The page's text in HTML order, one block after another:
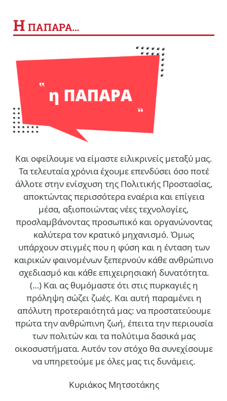
Η ΠΑΠΑΡΑ…
Και οφείλουμε να είμαστε ειλικρινείς μεταξύ μας.
Τα τελευταία χρόνια έχουμε επενδύσει όσο ποτέ
άλλοτε στην ενίσχυση της Πολιτικής Προστασίας,
αποκτώντας περισσότερα εναέρια και επίγεια
μέσα, αξιοποιώντας νέες τεχνολογίες,
προσλαμβάνοντας προσωπικό και οργανώνοντας
καλύτερα τον κρατικό μηχανισμό. Όμως
υπάρχουν στιγμές που η φύση και η ένταση των
καιρικών φαινομένων ξεπερνούν κάθε ανθρώπινο
σχεδιασμό και κάθε επιχειρησιακή δυνατότητα.
(…) Και ας θυμόμαστε ότι στις πυρκαγιές η
πρόληψη σώζει ζωές. Και αυτή παραμένει η
απόλυτη προτεραιότητά μας: να προστατεύουμε
πρώτα την ανθρώπινη ζωή, έπειτα την περιουσία
των πολιτών και τα πολύτιμα δασικά μας
οικοσυστήματα. Αυτόν τον στόχο θα συνεχίσουμε
να υπηρετούμε με όλες μας τις δυνάμεις.
Κυριάκος Μητσοτάκης